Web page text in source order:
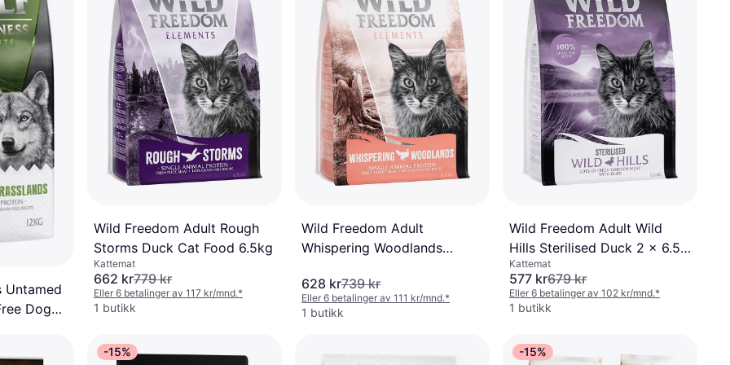
Untamed
Dog
mnd.
Wild Freedom Adult Rough
Storms Duck Cat Food 6.5kg
Kattemat
662 kr779 kr
Eller 6 betalinger av 117 kr/mnd.*
1 butikk
Wild Freedom Adult
Whispering Woodlands
628 kr739 kr
Eller 6 betalinger av 111 kr/mnd.*
1 butikk
Wild Freedom Adult Wild
Hills Sterilised Duck 2 x 6.5
kg
Kattemat
577 kr679 kr
Eller 6 betalinger av 102 kr/mnd.*
1 butikk
-15% -15%